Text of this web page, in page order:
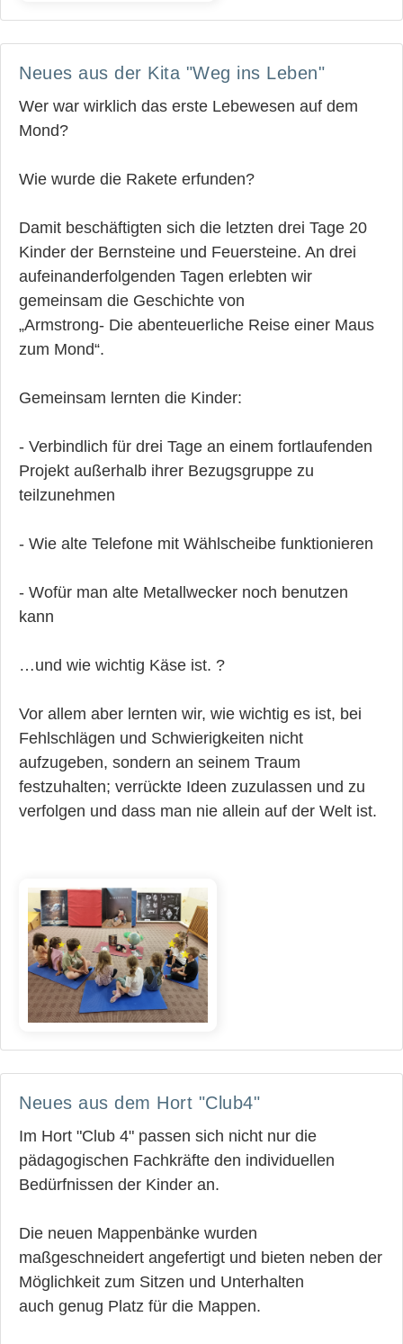
Neues aus der Kita "Weg ins Leben"
Wer war wirklich das erste Lebewesen auf dem
Mond?
Wie wurde die Rakete erfunden?
Damit beschäftigten sich die letzten drei Tage 20
Kinder der Bernsteine und Feuersteine. An drei
aufeinanderfolgenden Tagen erlebten wir
gemeinsam die Geschichte von
„Armstrong- Die abenteuerliche Reise einer Maus
zum Mond“.
Gemeinsam lernten die Kinder:
- Verbindlich für drei Tage an einem fortlaufenden
Projekt außerhalb ihrer Bezugsgruppe zu
teilzunehmen
- Wie alte Telefone mit Wählscheibe funktionieren
- Wofür man alte Metallwecker noch benutzen
kann
…und wie wichtig Käse ist. ?
Vor allem aber lernten wir, wie wichtig es ist, bei
Fehlschlägen und Schwierigkeiten nicht
aufzugeben, sondern an seinem Traum
festzuhalten; verrückte Ideen zuzulassen und zu
verfolgen und dass man nie allein auf der Welt ist.
Neues aus dem Hort "Club4"
Im Hort "Club 4" passen sich nicht nur die
pädagogischen Fachkräfte den individuellen
Bedürfnissen der Kinder an.
Die neuen Mappenbänke wurden
maßgeschneidert angefertigt und bieten neben der
Möglichkeit zum Sitzen und Unterhalten
auch genug Platz für die Mappen.